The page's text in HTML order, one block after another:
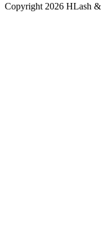
Copyright 2026 HLash